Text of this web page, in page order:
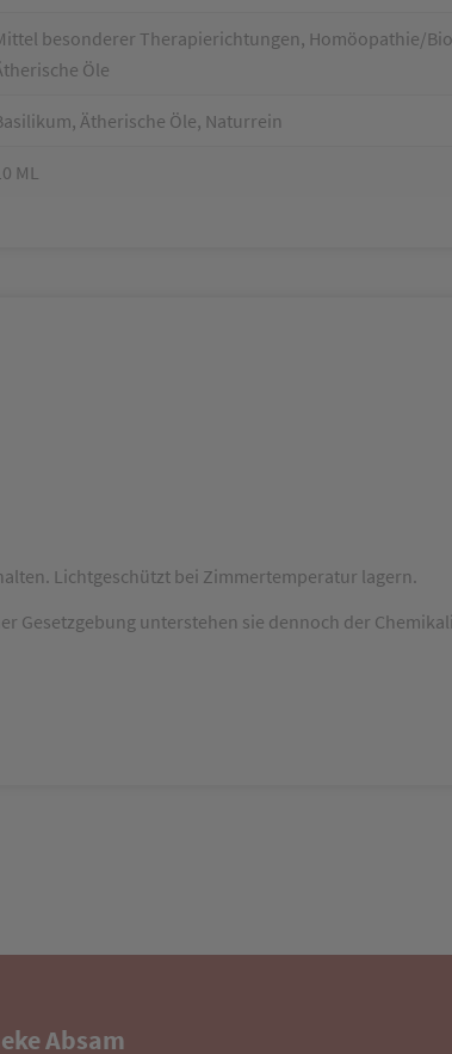
besonderer Therapierichtungen, Homöopathie/
Öle
Ätherische Öle, Naturrein
ML
Lichtgeschützt bei Zimmertemperatur lagern.
unterstehen sie dennoch der
Absam